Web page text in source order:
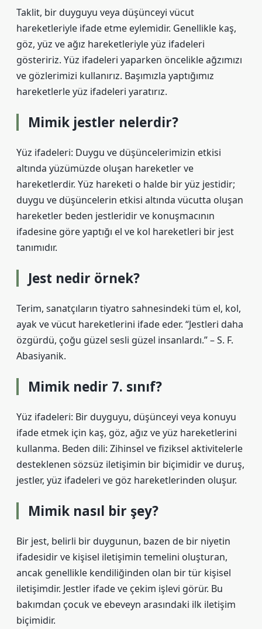
Taklit, bir duyguyu veya düşünceyi vücut
hareketleriyle ifade etme eylemidir. Genellikle kaş,
göz, yüz ve ağız hareketleriyle yüz ifadeleri
gösteririz. Yüz ifadeleri yaparken öncelikle ağzımızı
ve gözlerimizi kullanırız. Başımızla yaptığımız
hareketlerle yüz ifadeleri yaratırız.
Mimik jestler nelerdir?
Yüz ifadeleri: Duygu ve düşüncelerimizin etkisi
altında yüzümüzde oluşan hareketler ve
hareketlerdir. Yüz hareketi o halde bir yüz jestidir;
duygu ve düşüncelerin etkisi altında vücutta oluşan
hareketler beden jestleridir ve konuşmacının
ifadesine göre yaptığı el ve kol hareketleri bir jest
tanımıdır.
Jest nedir örnek?
Terim, sanatçıların tiyatro sahnesindeki tüm el, kol,
ayak ve vücut hareketlerini ifade eder. “Jestleri daha
özgürdü, çoğu güzel sesli güzel insanlardı.” – S. F.
Abasiyanik.
Mimik nedir 7. sınıf?
Yüz ifadeleri: Bir duyguyu, düşünceyi veya konuyu
ifade etmek için kaş, göz, ağız ve yüz hareketlerini
kullanma. Beden dili: Zihinsel ve fiziksel aktivitelerle
desteklenen sözsüz iletişimin bir biçimidir ve duruş,
jestler, yüz ifadeleri ve göz hareketlerinden oluşur.
Mimik nasıl bir şey?
Bir jest, belirli bir duygunun, bazen de bir niyetin
ifadesidir ve kişisel iletişimin temelini oluşturan,
ancak genellikle kendiliğinden olan bir tür kişisel
iletişimdir. Jestler ifade ve çekim işlevi görür. Bu
bakımdan çocuk ve ebeveyn arasındaki ilk iletişim
biçimidir.